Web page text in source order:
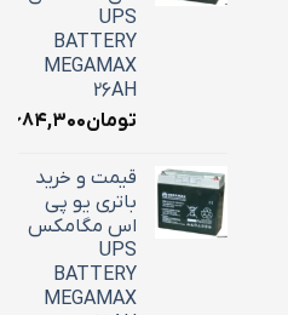
UPS
BATTERY
MEGAMAX
26AH
تومان
قیمت و خرید
باتری یو پی
اس مگامکس
UPS
BATTERY
MEGAMAX